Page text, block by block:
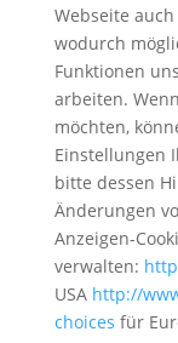
Webseite
wodurch
Funktionen
arbeiten.
möchten,
Einstellungen
bitte dessen
Änderungen
Anzeigen-
verwalten:
USA http://
choices für